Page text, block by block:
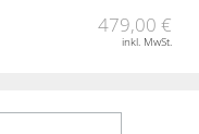
479,00 €
inkl. MwSt.